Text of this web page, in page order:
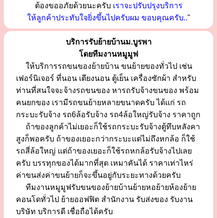
ต้องขออภัยด้วยนะครับ เราจะปรับปรุงบริการ
ให้ลูกค้าประทับใจยิ่งขึ้นไปครับผม ขอบคุณครับ.."
บริการรับย้ายบ้านม.บูรพา
โดยทีมงานหมูมูฟ
ให้บริการรถขนของย้ายบ้าน ขนย้ายของทั่วไป เช่น
เฟอร์นิเจอร์ ที่นอน เตียงนอน ตู้เย็น เครื่องซักผ้า สำหรับ
ท่านที่สนใจจะจ้างรถขนของ หารถรับจ้างขนของ พร้อม
คนยกของ เรามีรถขนย้ายหลายขนาดครับ ได้แก่ รถ
กระบะรับจ้าง รถ6ล้อรับจ้าง รถ4ล้อใหญ่รับจ้าง ราคาถูก
ถ้าของลูกค้าไม่เยอะก็ใช้รถกระบะรับจ้างตู้ทึบหลังคา
สูงก็พอครับ ถ้าของเยอะกว่ากระบะแต่ไม่ถึงหกล้อ ก็ใช้
รถสี่ล้อใหญ่ แต่ถ้าของเยอะก็ใช้รถหกล้อรับจ้างไปเลย
ครับ บรรทุกของได้มากที่สุด เหมาคันได้ ราคาเท่าไหร่
ค่าขนส่งค่าขนย้ายก็จะขึ้นอยู่กับระยะทางด้วยครับ
ทีมงานหมูมูฟรับขนของย้ายบ้านย้ายหอย้ายห้องย้าย
คอนโดทั่วไป ย้ายออฟฟิต สำนักงาน รับส่งของ รับงาน
บริษัท บริการดี เชื่อถือได้ครับ